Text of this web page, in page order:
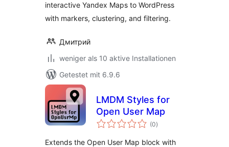
interactive Yandex Maps to WordPress
with markers, clustering, and filtering.
Дмитрий
weniger als 10 aktive Installationen
Getestet mit 6.9.6
LMDM Styles for
Open User Map
(0Bewertungen
insgesamt
)
Extends the Open User Map block with